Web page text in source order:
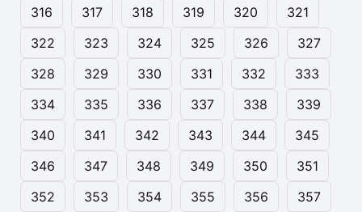
316
317 318 319 320
321
322
323 324 325 326
327
328
329 330 331 332
333
334
335 336 337 338
339
340
341 342 343 344
345
346
347 348 349 350
351
352
353 354 355 356
357